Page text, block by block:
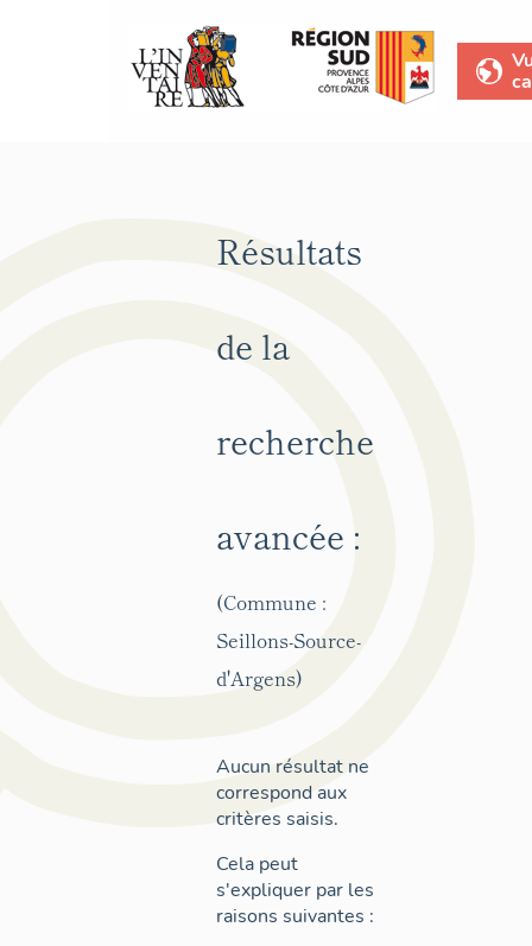
Résultats
de la
recherche
avancée :
(Commune :
Seillons-Source-
d'Argens)
Aucun résultat ne
correspond aux
critères saisis.
Cela peut
s'expliquer par les
raisons suivantes :